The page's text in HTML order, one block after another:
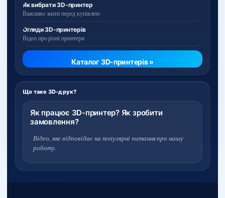
Як вибрати 3D-принтер
Важливо знати перед купівлею
Огляди 3D-принтерів
Відео про різні принтери
Каталог 3D-принтерів »
Що таке 3D-друк?
Як працює 3D-принтер? Як зробити
замовлення?
Відео, яке відповідає на популярні питання про нашу
роботу.